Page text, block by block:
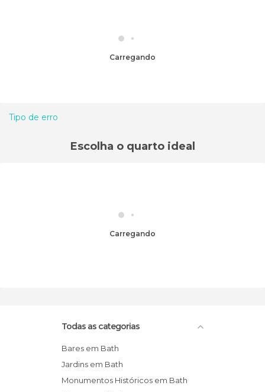
Carregando
Tipo de erro
Escolha o quarto ideal
Carregando
Todas as categorias
Bares em Bath
Jardins em Bath
Monumentos Históricos em Bath